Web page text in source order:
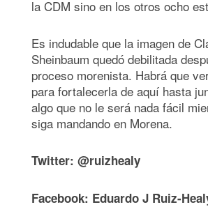
la CDM sino en los otros ocho
Es indudable que la imagen de
Sheinbaum quedó debilitada
proceso morenista. Habrá que
para fortalecerla de aquí hasta
algo que no le será nada fácil
siga mandando en Morena.
Twitter: @ruizhealy
Facebook: Eduardo J Ruiz-